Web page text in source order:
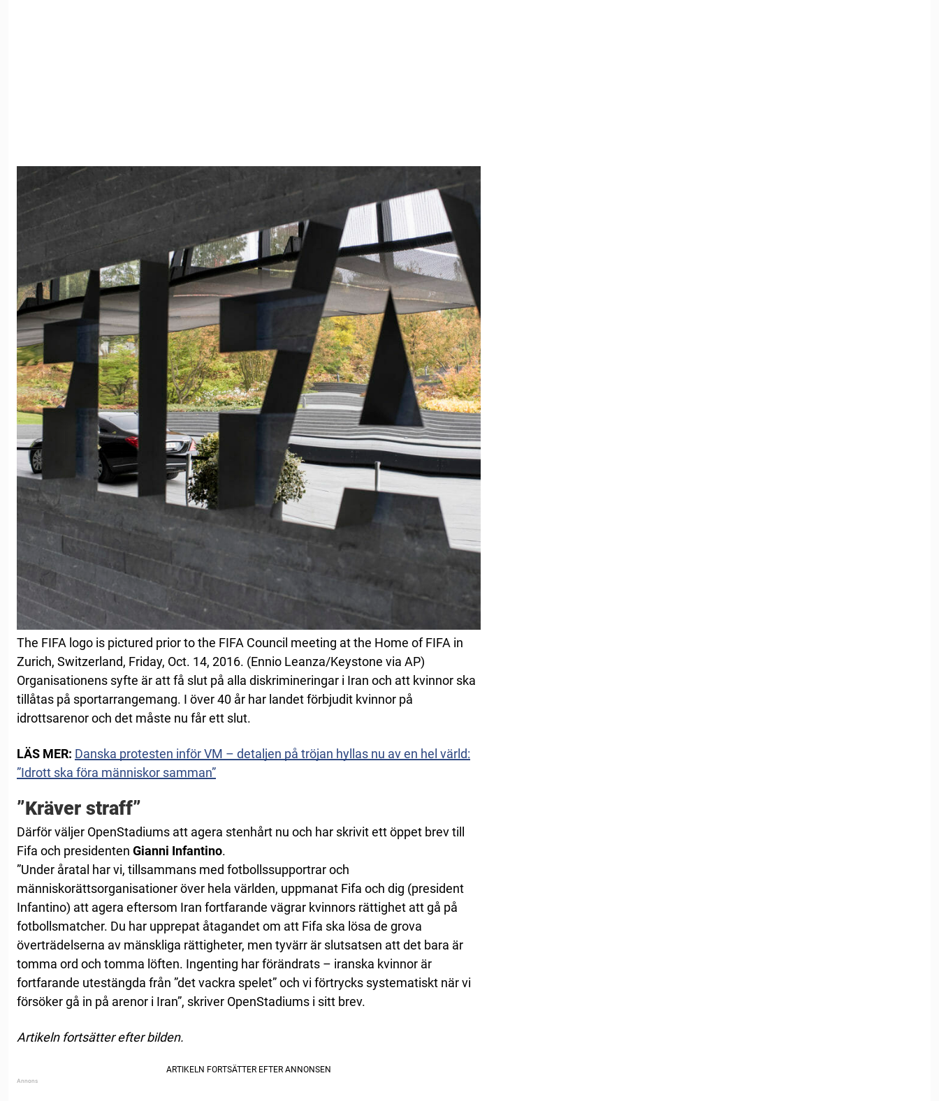
The FIFA logo is pictured prior to the FIFA Council meeting at the Home of FIFA in
Zurich, Switzerland, Friday, Oct. 14, 2016. (Ennio Leanza/Keystone via AP)
Organisationens syfte är att få slut på alla diskrimineringar i Iran och att kvinnor ska
tillåtas på sportarrangemang. I över 40 år har landet förbjudit kvinnor på
idrottsarenor och det måste nu får ett slut.
LÄS MER: Danska protesten inför VM – detaljen på tröjan hyllas nu av en hel värld:
”Idrott ska föra människor samman”
”Kräver straff”
Därför väljer OpenStadiums att agera stenhårt nu och har skrivit ett öppet brev till
Fifa och presidenten Gianni Infantino.
”Under åratal har vi, tillsammans med fotbollssupportrar och
människorättsorganisationer över hela världen, uppmanat Fifa och dig (president
Infantino) att agera eftersom Iran fortfarande vägrar kvinnors rättighet att gå på
fotbollsmatcher. Du har upprepat åtagandet om att Fifa ska lösa de grova
överträdelserna av mänskliga rättigheter, men tyvärr är slutsatsen att det bara är
tomma ord och tomma löften. Ingenting har förändrats – iranska kvinnor är
fortfarande utestängda från ”det vackra spelet” och vi förtrycks systematiskt när vi
försöker gå in på arenor i Iran”, skriver OpenStadiums i sitt brev.
Artikeln fortsätter efter bilden.